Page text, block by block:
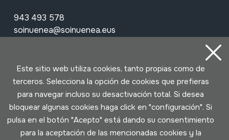
943 493 578
soinuenea@soinuenea.eus
Ver en Google Maps
FacebookYoutube Issuu Vimeo Flickr SoundCloud
Este sitio web utiliza cookies, tanto propias como de
terceros. Selecciona la opción de cookies que prefieras
para navegar incluso su desactivación total. Si desea
bloquear algunas cookies haga click en "configuración". Si
pulsa en el botón "Acepto" está dando su consentimiento
para la aceptación de las mencionadas cookies y la